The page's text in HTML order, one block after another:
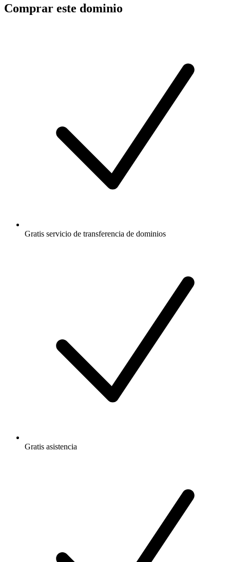
Comprar este dominio
Gratis servicio de transferencia de dominios
Gratis asistencia